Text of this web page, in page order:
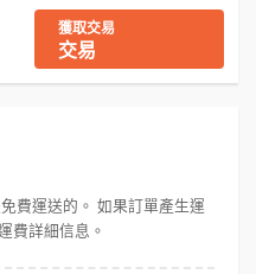
獲取交易
交易
費運送的。 如果訂單產生運
費詳細信息。